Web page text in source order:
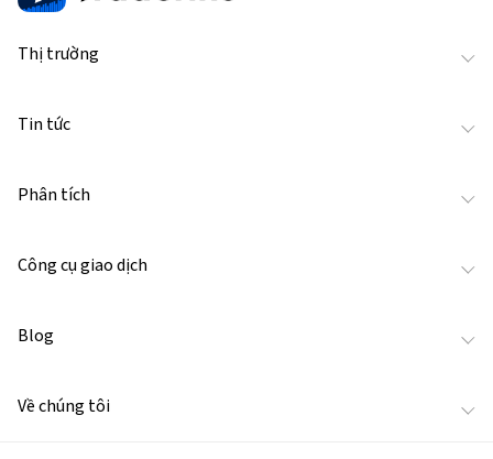
Thị trường
Tin tức
Phân tích
Công cụ giao dịch
Blog
Về chúng tôi